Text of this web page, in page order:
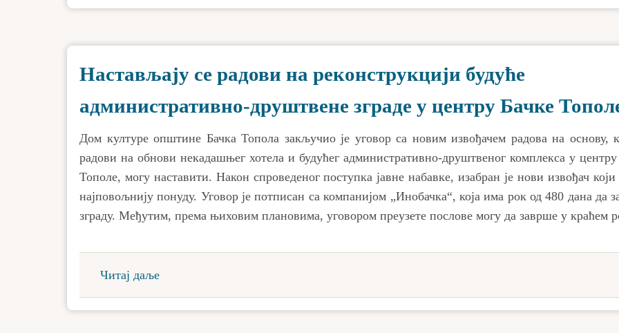
Настављају се радови на реконструкцији будуће
административно-друштвене зграде у центру Бачке
Дом културе општине Бачка Топола закључио је уговор са новим извођачем радова на основу,
радови на обнови некадашњег хотела и будућег административно-друштвеног комплекса у центру
Тополе, могу наставити. Након спроведеног поступка јавне набавке, изабран је нови извођач који
најповољнију понуду. Уговор је потписан са компанијом „Инобачка“, која има рок од 480 дана да
зграду. Међутим, према њиховим плановима, уговором преузете послове могу да заврше у краћем
Читај даље